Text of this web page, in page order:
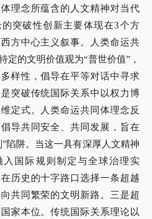
理念所蕴含的人文精神对当代
突破性创新主要体现在3个方
方中心主义叙事。人类命运共
定的文明价值观为“普世价值”，
样性，倡导在平等对话中寻求
突破传统国际关系中以权力博
定式。人类命运共同体理念反
导共同安全、共同发展，旨在
陷阱。当这一具有深厚人文精神
入国际规则制定与全球治理实
历史的十字路口选择一条超越
共同繁荣的文明新路。三是超
家本位。传统国际关系理论以